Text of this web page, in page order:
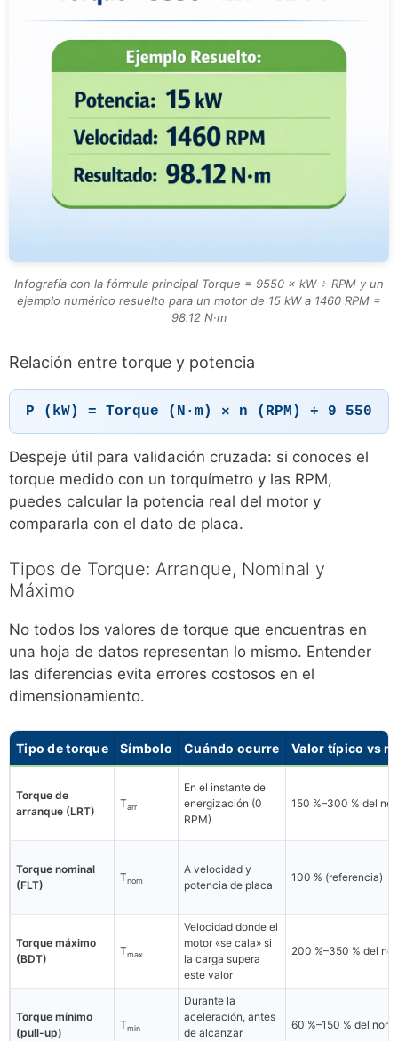
Infografía con la fórmula principal Torque = 9550 × kW ÷ RPM y un
ejemplo numérico resuelto para un motor de 15 kW a 1460 RPM =
98.12 N·m
Relación entre torque y potencia
P (kW) = Torque (N·m) × n (RPM) ÷ 9 550
Despeje útil para validación cruzada: si conoces el
torque medido con un torquímetro y las RPM,
puedes calcular la potencia real del motor y
compararla con el dato de placa.
Tipos de Torque: Arranque, Nominal y
Máximo
No todos los valores de torque que encuentras en
una hoja de datos representan lo mismo. Entender
las diferencias evita errores costosos en el
dimensionamiento.
Tipo de torque Símbolo Cuándo ocurre Valor típico vs
Torque de
arranque (LRT)
Tarr
En el instante de
energización (0
RPM)
150 %–300 % del
Torque nominal
(FLT)
Tnom
A velocidad y
potencia de placa
100 % (referencia)
Torque máximo
(BDT)
Tmax
Velocidad donde el
motor «se cala» si
la carga supera
este valor
200 %–350 % del
Torque mínimo
(pull-up)
Tmin
Durante la
aceleración, antes
de alcanzar
60 %–150 % del